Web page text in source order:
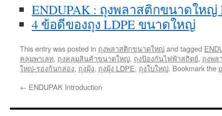
ENDUPAK : ถุงพลาสติกขนาดใหญ่
4 ข้อดีของถุง LDPE ขนาดใหญ่
This entry was posted in ถุงพลาสติกขนาดใหญ่and tagged
คลุมพาเลท, ถุงคลุมสินค้าขนาดใหญ่, ถุงป้องกันไฟฟ้าสถิตย์, ถุงพ
ใหญ่-รองก้นกล่อง, ถุงมุ้ง, ถุงมุ้ง LDPE, ถุงใบใหญ่. Bookmark the
← ENDUPAK Introduction